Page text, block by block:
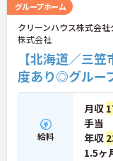
グループホーム
クリーンハウス株式会
株式会社
【北海道／三
度あり◎グルー
給料
月収
手当
年収
1.5ヶ